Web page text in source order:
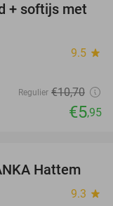
44%
+ softijs met
9.5 star
Regulier €10,70
€5,95
52%
Hattem
9.3 star